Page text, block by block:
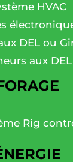
HVAC
DEL ou
aux
Rig